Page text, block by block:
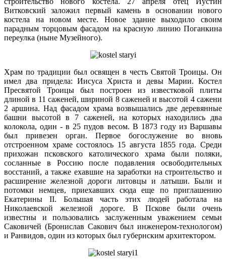
Витковский заложил первый камень в основании нового
костела на новом месте. Новое здание выходило своим
парадным торцовым фасадом на красную линию Поганкина
переулка (ныне Музейного).
Храм по традиции был освящен в честь Святой Троицы. Он
имел два придела: Иисуса Христа и девы Марии. Костел
Пресвятой Троицы был построен из известковой плиты
длиной в 11 саженей, шириной 8 саженей и высотой 4 сажени
2 аршина. Над фасадом храма возвышались две деревянные
башни высотой в 7 саженей, на которых находились два
колокола, один - в 25 пудов весом. В 1873 году из Варшавы
был привезен орган. Первое богослужение во вновь
отстроенном храме состоялось 15 августа 1855 года. Среди
прихожан псковского католического храма были поляки,
сосланные в Россию после подавления освободительных
восстаний, а также ехавшие на заработки на строительство и
расширение железной дороги литовцы и латыши. Были и
потомки немцев, приехавших сюда еще по приглашению
Екатерины II. Большая часть этих людей работала на
Николаевской железной дороге. В Пскове были очень
известны и пользовались заслуженным уважением семьи
Саковичей (Бронислав Сакович был инженером-технологом)
и Ранвидов, один из которых был губернским архитектором.